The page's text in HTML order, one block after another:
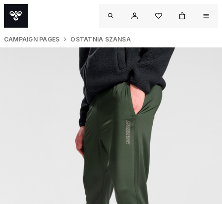
CAMPAIGN PAGES OSTATNIA SZANSA